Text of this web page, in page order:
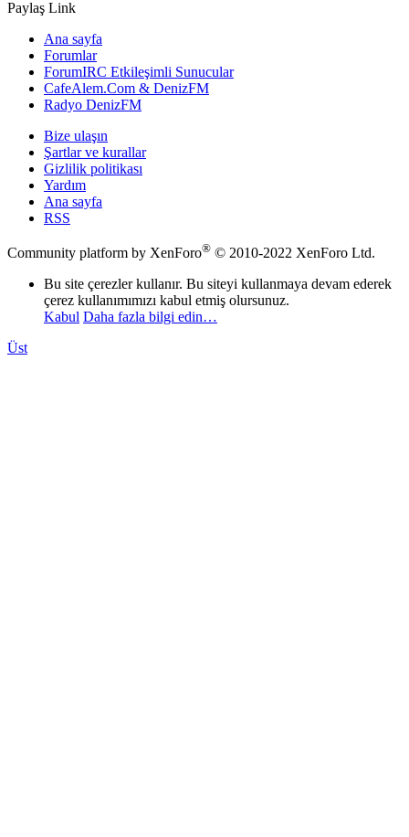
Paylaş Link
Ana sayfa
Forumlar
ForumIRC Etkileşimli Sunucular
CafeAlem.Com & DenizFM
Radyo DenizFM
Bize ulaşın
Şartlar ve kurallar
Gizlilik politikası
Yardım
Ana sayfa
RSS
Community platform by XenForo® © 2010-2022 XenForo Ltd.
Bu site çerezler kullanır. Bu siteyi kullanmaya devam ederek
çerez kullanımımızı kabul etmiş olursunuz.
Kabul Daha fazla bilgi edin…
Üst